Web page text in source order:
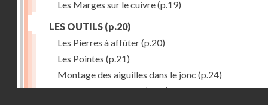
Les Marges sur le cuivre(p.19)
LES OUTILS (p.20)
Les Pierres à affûter(p.20)
Les Pointes (p.21)
Montage des aiguilles dans le jonc (p.24)
Affûtage des pointes(p.25)